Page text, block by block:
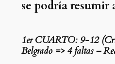
se podría resumir
1er CUARTO: 9-12
Belgrado => 4 faltas –